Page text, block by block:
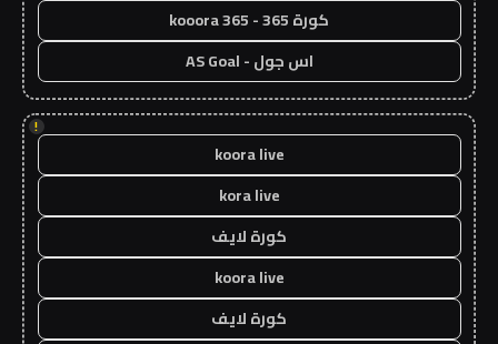
كورة 365 - kooora 365
اس جول - AS Goal
!
koora live
kora live
كورة لايف
koora live
كورة لايف